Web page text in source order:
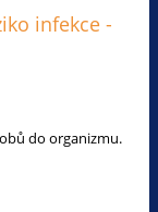
infekce -
do organizmu.